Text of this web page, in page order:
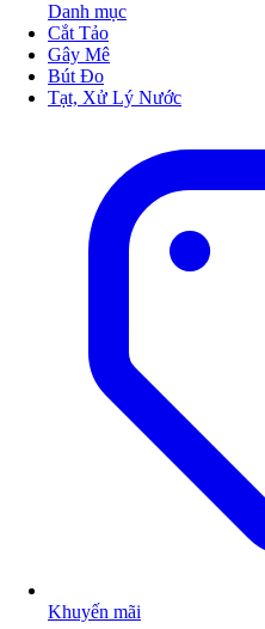
Danh mục
Cắt Tảo
Gây Mê
Bút Đo
Tạt, Xử Lý Nước
Khuyến mãi